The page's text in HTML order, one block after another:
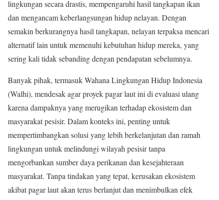
lingkungan secara drastis, mempengaruhi hasil tangkapan ikan
dan mengancam keberlangsungan hidup nelayan. Dengan
semakin berkurangnya hasil tangkapan, nelayan terpaksa mencari
alternatif lain untuk memenuhi kebutuhan hidup mereka, yang
sering kali tidak sebanding dengan pendapatan sebelumnya.
Banyak pihak, termasuk Wahana Lingkungan Hidup Indonesia
(Walhi), mendesak agar proyek pagar laut ini di evaluasi ulang
karena dampaknya yang merugikan terhadap ekosistem dan
masyarakat pesisir. Dalam konteks ini, penting untuk
mempertimbangkan solusi yang lebih berkelanjutan dan ramah
lingkungan untuk melindungi wilayah pesisir tanpa
mengorbankan sumber daya perikanan dan kesejahteraan
masyarakat. Tanpa tindakan yang tepat, kerusakan ekosistem
akibat pagar laut akan terus berlanjut dan menimbulkan efek